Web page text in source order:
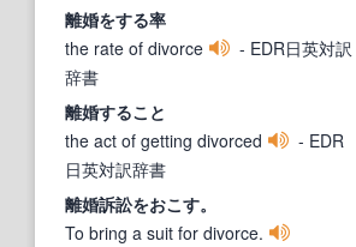
離婚をする率
the rate of divorce
- EDR日英対訳
辞書
離婚すること
the act of getting divorced
- EDR
日英対訳辞書
離婚訴訟をおこす。
To bring a suit for divorce.